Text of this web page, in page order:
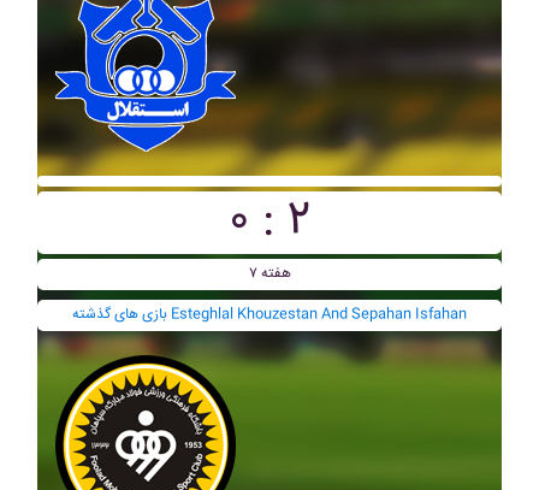
۰ : ۲
هفته ۷
بازی های گذشته Esteghlal Khouzestan And Sepahan Isfahan